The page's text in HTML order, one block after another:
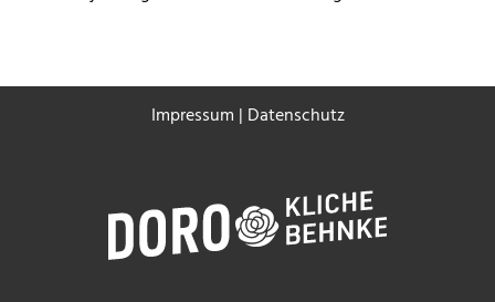
Impressum | Datenschutz